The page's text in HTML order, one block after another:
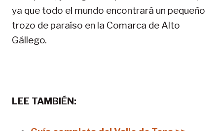
ya que todo el mundo encontrará un pequeño
trozo de paraíso en la Comarca de Alto
Gállego.
LEE TAMBIÉN: